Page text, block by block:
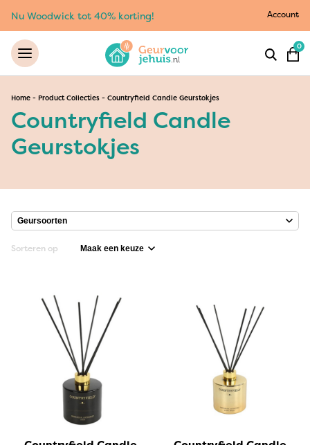
Nu Woodwick tot 40% korting! Account
0
Home - Product Collecties - Countryfield Candle Geurstokjes
Countryfield Candle
Geurstokjes
Sorteren op